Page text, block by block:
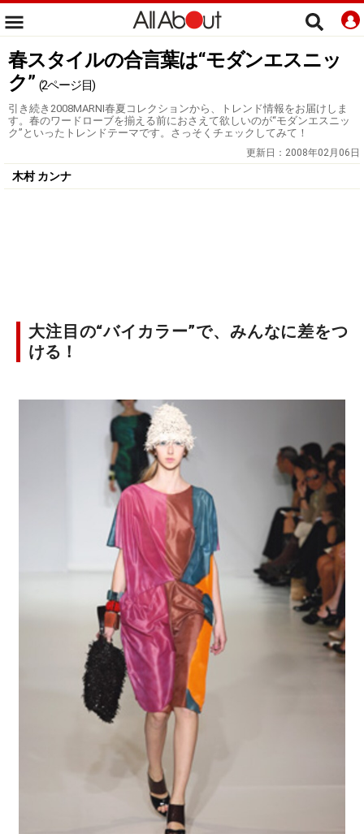
春スタイルの合言葉は“モダンエスニッ
ク” (2ページ目)
引き続き2008MARNI春夏コレクションから、トレンド情報をお届けしま
す。春のワードローブを揃える前におさえて欲しいのが“モダンエスニッ
ク”といったトレンドテーマです。さっそくチェックしてみて！
更新日： 2008年02月06日
木村 カンナ
大注目の“バイカラー”で、みんなに差をつ
ける！